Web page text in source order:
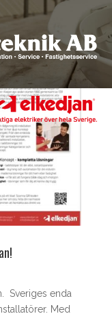
Sveriges enda
Med